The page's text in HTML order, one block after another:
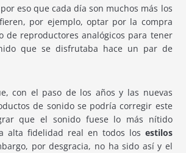
eso que cada día son muchos más los
por ejemplo, optar por la compra
de reproductores analógicos para tener
que se disfrutaba hace un par de
con el paso de los años y las nuevas
de sonido se podría corregir este
que el sonido fuese lo más nítido
alta fidelidad real en todos los estilos
por desgracia, no ha sido así y el